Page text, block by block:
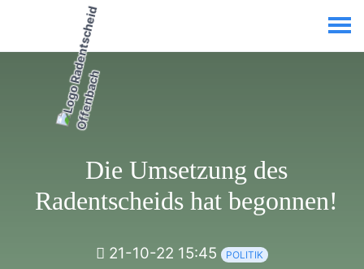
Die Umsetzung des
Radentscheids hat begonnen!
21-10-22 15:45 POLITIK